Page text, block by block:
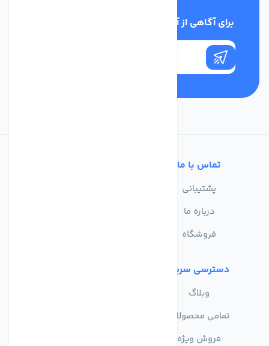
برای آگاهی از آخرین اخبار در خبرنامه ما عضو شوید
تماس با ما
پشتیبانی
درباره ما
فروشگاه
دسترسی سریع
وبلاگ
تمامی محصولات
فروش ویژه